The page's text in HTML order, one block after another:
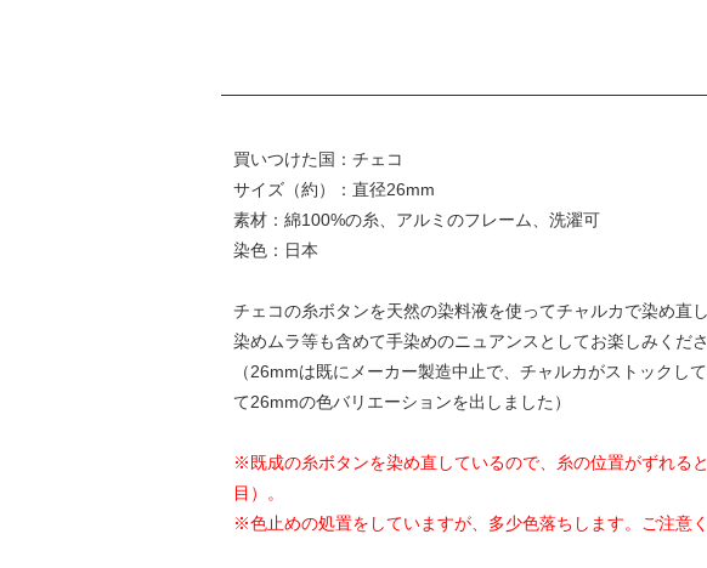
買いつけた国：チェコ
サイズ（約）：直径26mm
素材：綿100%の糸、アルミのフレーム、洗濯可
染色：日本
チェコの糸ボタンを天然の染料液を使ってチャルカで染め直し
染めムラ等も含めて手染めのニュアンスとしてお楽しみくださ
（26mmは既にメーカー製造中止で、チャルカがストック
て26mmの色バリエーションを出しました）
※既成の糸ボタンを染め直しているので、糸の位置がずれる
目）。
※色止めの処置をしていますが、多少色落ちします。ご注意く